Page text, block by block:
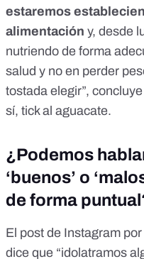
estaremos
alimentación y, desde
nutriendo de forma
salud y no en perder
tostada elegir”,
sí, tick al aguacate.
¿Podemos
‘buenos’ o
de forma
El post de Instagram
dice que “idolatramos